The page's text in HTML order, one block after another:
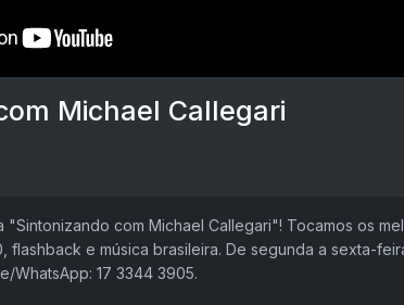
Michael Callegari
"Sintonizando com Michael Callegari"! Tocamos os
flashback e música brasileira. De segunda a sexta-
WhatsApp: 17 3344 3905.